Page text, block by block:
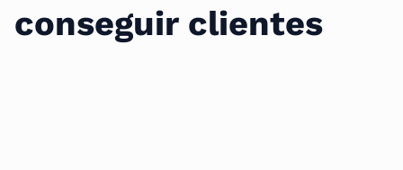
conseguir clientes